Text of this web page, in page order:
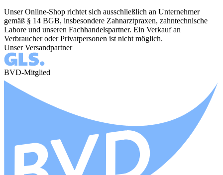
Unser Online-Shop richtet sich ausschließlich an Unternehmer
gemäß § 14 BGB, insbesondere Zahnarztpraxen, zahntechnische
Labore und unseren Fachhandelspartner. Ein Verkauf an
Verbraucher oder Privatpersonen ist nicht möglich.
Unser Versandpartner
BVD-Mitglied